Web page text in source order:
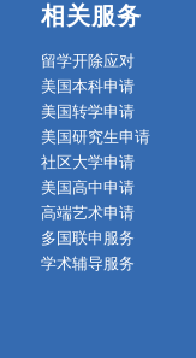
相关服务
留学开除应对
美国本科申请
美国转学申请
美国研究生申请
社区大学申请
美国高中申请
高端艺术申请
多国联申服务
学术辅导服务